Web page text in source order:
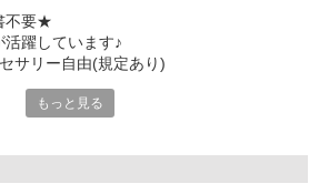
不要★
躍しています♪
サリー自由(規定あり)
が未経験スタート。
す！
もっと見る